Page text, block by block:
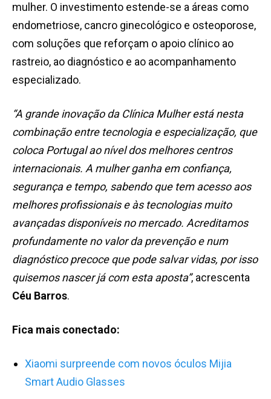
mulher. O investimento estende-se a áreas como
endometriose, cancro ginecológico e osteoporose,
com soluções que reforçam o apoio clínico ao
rastreio, ao diagnóstico e ao acompanhamento
especializado.
“A grande inovação da Clínica Mulher está nesta
combinação entre tecnologia e especialização, que
coloca Portugal ao nível dos melhores centros
internacionais. A mulher ganha em confiança,
segurança e tempo, sabendo que tem acesso aos
melhores profissionais e às tecnologias muito
avançadas disponíveis no mercado. Acreditamos
profundamente no valor da prevenção e num
diagnóstico precoce que pode salvar vidas, por isso
quisemos nascer já com esta aposta”, acrescenta
Céu Barros.
Fica mais conectado:
Xiaomi surpreende com novos óculos Mijia
Smart Audio Glasses